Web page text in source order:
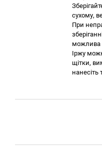
сухому,
При
можлива
Іржу
щітки,
нанесіть